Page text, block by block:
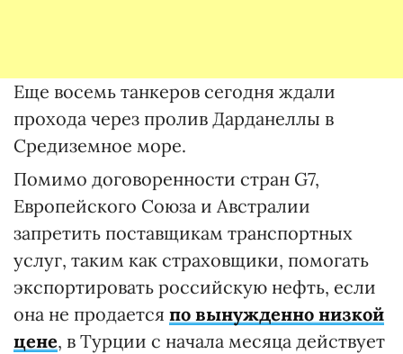
Еще восемь танкеров сегодня ждали
прохода через пролив Дарданеллы в
Средиземное море.
Помимо договоренности стран G7,
Европейского Союза и Австралии
запретить поставщикам транспортных
услуг, таким как страховщики, помогать
экспортировать российскую нефть, если
она не продается по вынужденно низкой
цене, в Турции с начала месяца действует